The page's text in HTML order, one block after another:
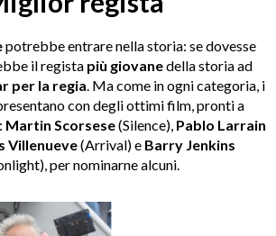
potrebbe entrare nella storia: se dovesse
il regista più giovanedella storia ad
per la regia . Ma come in ogni categoria, i
con degli ottimi film, pronti a
Martin Scorsese(Silence), Pablo Larrain
Villenueve(Arrival) e Barry Jenkins
per nominarne alcuni.